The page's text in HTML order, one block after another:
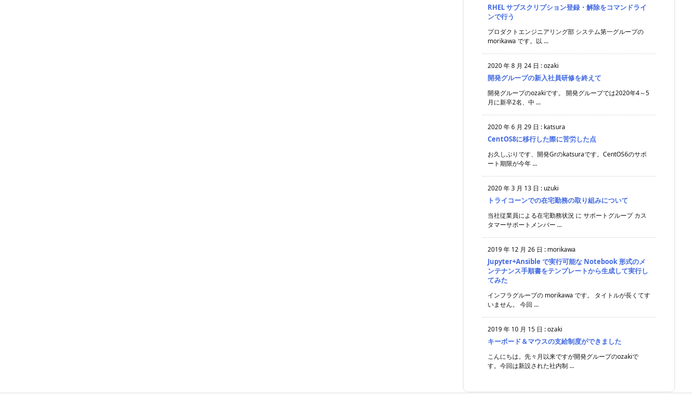
RHEL サブスクリプション登録・解除をコマンドライ
ンで行う
プロダクトエンジニアリング部 システム第一グループの
morikawa です。以 ...
2020 年 8 月 24 日 :ozaki
開発グループの新入社員研修を終えて
開発グループのozakiです。 開発グループでは2020年4～5
月に新卒2名、中 ...
2020 年 6 月 29 日 : katsura
CentOS8に移行した際に苦労した点
お久しぶりです、開発Grのkatsuraです。CentOS6のサポ
ート期限が今年 ...
2020 年 3 月 13 日 : uzuki
トライコーンでの在宅勤務の取り組みについて
当社従業員による在宅勤務状況 に サポートグループ カス
タマーサポートメンバー ...
2019 年 12 月 26 日 : morikawa
Jupyter+Ansible で実行可能な Notebook 形式のメ
ンテナンス手順書をテンプレートから生成して実行し
てみた
インフラグループの morikawa です。 タイトルが長くてす
いません。 今回 ...
2019 年 10 月 15 日 :ozaki
キーボード＆マウスの支給制度ができました
こんにちは。先々月以来ですが開発グループのozakiで
す。今回は新設された社内制 ...